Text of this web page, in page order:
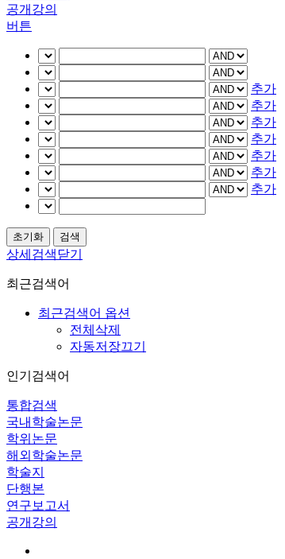
공개강의
버튼
추가
추가
추가
추가
추가
추가
추가
상세검색닫기
최근검색어
최근검색어 옵션
전체삭제
자동저장끄기
인기검색어
통합검색
국내학술논문
학위논문
해외학술논문
학술지
단행본
연구보고서
공개강의